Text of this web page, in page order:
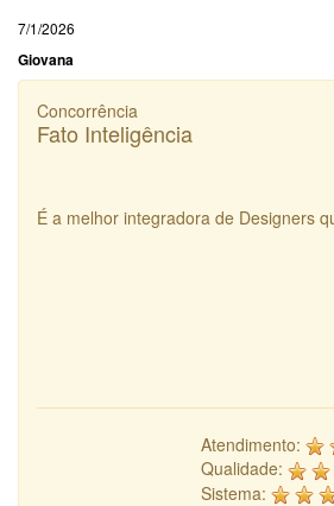
7/1/2026
Giovana
Concorrência
Fato Inteligência
É a melhor integradora de Designers
Atendimento:
Qualidade:
Sistema: